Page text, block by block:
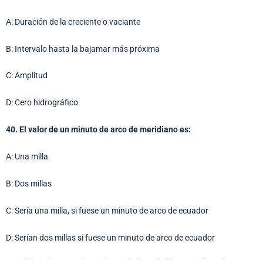
A: Duración de la creciente o vaciante
B: Intervalo hasta la bajamar más próxima
C: Amplitud
D: Cero hidrográfico
40. El valor de un minuto de arco de meridiano es:
A: Una milla
B: Dos millas
C: Sería una milla, si fuese un minuto de arco de ecuador
D: Serían dos millas si fuese un minuto de arco de ecuador